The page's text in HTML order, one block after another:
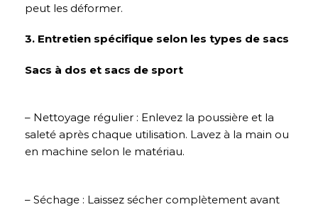
peut les déformer.
3. Entretien spécifique selon les types de sacs
Sacs à dos et sacs de sport
– Nettoyage régulier : Enlevez la poussière et la
saleté après chaque utilisation. Lavez à la main ou
en machine selon le matériau.
– Séchage : Laissez sécher complètement avant